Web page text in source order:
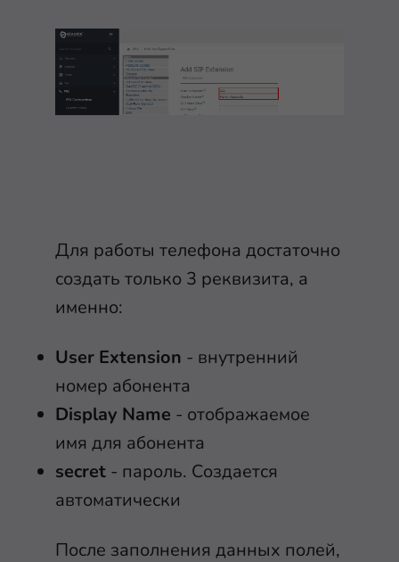
Для работы телефона достаточно
создать только 3 реквизита, а
именно:
User Extension - внутренний
номер абонента
Display Name - отображаемое
имя для абонента
secret - пароль. Создается
автоматически
После заполнения данных полей,